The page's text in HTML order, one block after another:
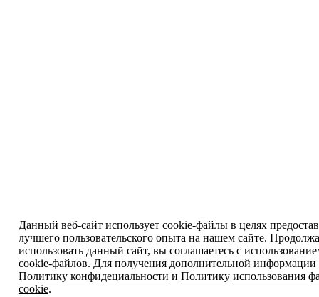
Данный веб-сайт использует cookie-файлы в целях
лучшего пользовательского опыта на нашем сайте.
использовать данный сайт, вы соглашаетесь с
cookie-файлов. Для получения дополнительной информации
Политику конфидециальности и Политику использования
cookie.